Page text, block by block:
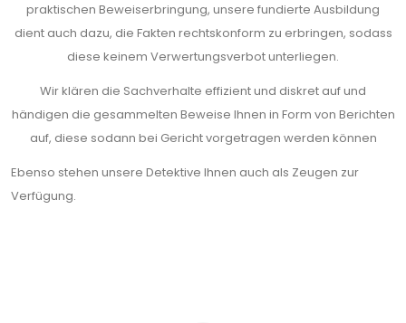
praktischen Beweiserbringung, unsere fundierte Ausbildung
dient auch dazu, die Fakten rechtskonform zu erbringen, sodass
diese keinem Verwertungsverbot unterliegen.
Wir klären die Sachverhalte effizient und diskret auf und
händigen die gesammelten Beweise Ihnen in Form von Berichten
auf, diese sodann bei Gericht vorgetragen werden können
Ebenso stehen unsere Detektive Ihnen auch als Zeugen zur
Verfügung.